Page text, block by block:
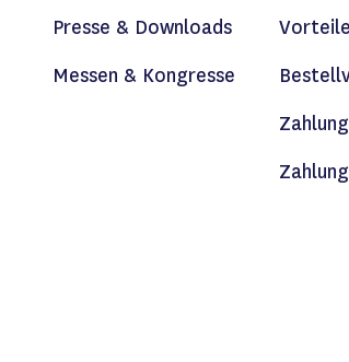
Presse & Downloads
Messen & Kongresse
Vorteile